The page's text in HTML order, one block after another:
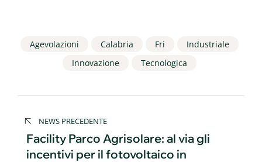
Agevolazioni Calabria Fri
Industriale
Innovazione
Tecnologica
Navigazione
articoli
NEWS PRECEDENTE
Facility Parco Agrisolare: al via gli
incentivi per il fotovoltaico in